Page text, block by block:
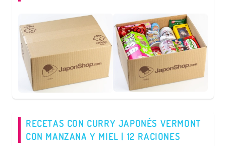
RECETAS CON CURRY JAPONÉS VERMONT
CON MANZANA Y MIEL | 12 RACIONES